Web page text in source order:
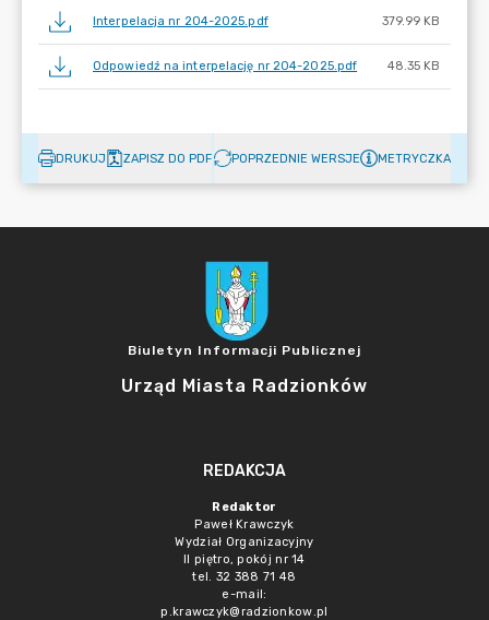
Interpelacja nr 204-2025.pdf 379.99 KB
Odpowiedź na interpelację nr 204-2025.pdf 48.35 KB
DRUKUJ ZAPISZ DO PDF POPRZEDNIE WERSJE METRYCZKA
Biuletyn Informacji Publicznej
Urząd Miasta Radzionków
REDAKCJA
Redaktor
Paweł Krawczyk
Wydział Organizacyjny
II piętro, pokój nr 14
tel. 32 388 71 48
e-mail:
p.krawczyk@radzionkow.pl